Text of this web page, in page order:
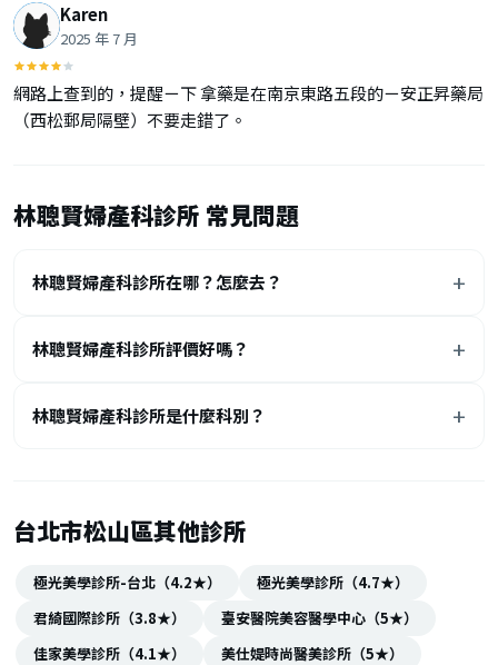
Karen
2025 年 7 月
網路上查到的，提醒ㄧ下 拿藥是在南京東路五段的ㄧ安正昇藥局
（西松郵局隔壁）不要走錯了。
林聰賢婦產科診所 常見問題
林聰賢婦產科診所在哪？怎麼去？
林聰賢婦產科診所評價好嗎？
林聰賢婦產科診所是什麼科別？
台北市松山區其他診所
極光美學診所-台北（4.2★）
極光美學診所（4.7★）
君綺國際診所（3.8★）
臺安醫院美容醫學中心（5★）
佳家美學診所（4.1★）
美仕媞時尚醫美診所（5★）